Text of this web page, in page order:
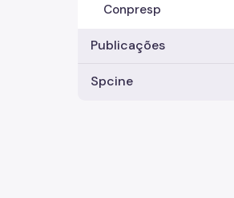
Conpresp
Publicações
Spcine